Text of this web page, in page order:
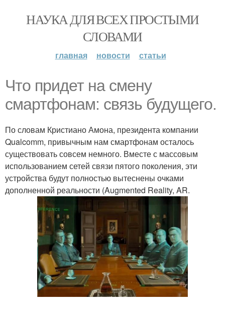
НАУКА ДЛЯ ВСЕХ ПРОСТЫМИ
СЛОВАМИ
главная новости статьи
Что придет на смену
смартфонам: связь будущего.
По словам Кристиано Амона, президента компании
Qualcomm, привычным нам смартфонам осталось
существовать совсем немного. Вместе с массовым
использованием сетей связи пятого поколения, эти
устройства будут полностью вытеснены очками
дополненной реальности (Augmented Reality, AR.